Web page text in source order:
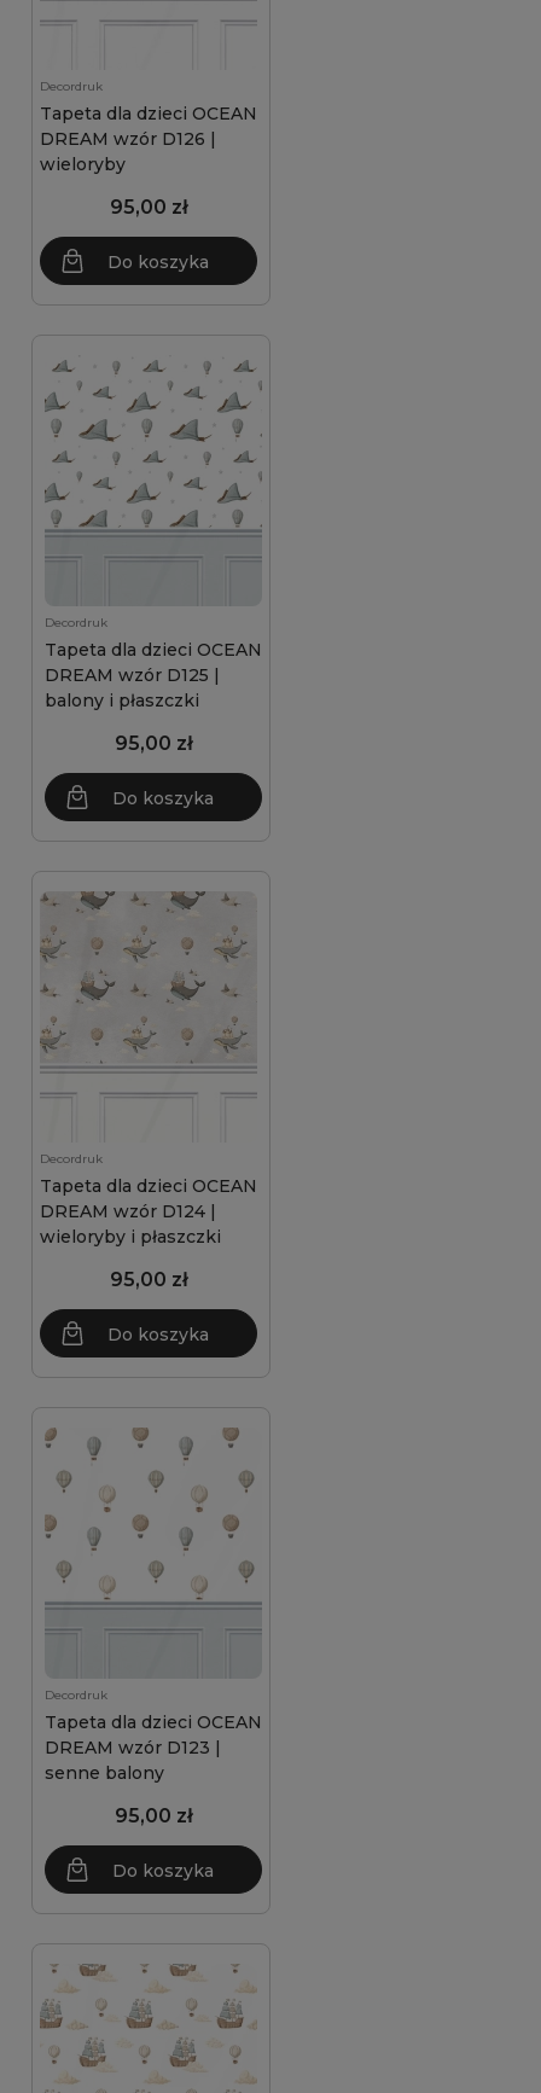
Decordruk
Tapeta dla dzieci OCEAN
DREAM wzór D126 |
wieloryby
95,00 zł
Do koszyka
Decordruk
Tapeta dla dzieci OCEAN
DREAM wzór D125 |
balony i płaszczki
95,00 zł
Do koszyka
Decordruk
Tapeta dla dzieci OCEAN
DREAM wzór D124 |
wieloryby i płaszczki
95,00 zł
Do koszyka
Decordruk
Tapeta dla dzieci OCEAN
DREAM wzór D123 |
senne balony
95,00 zł
Do koszyka